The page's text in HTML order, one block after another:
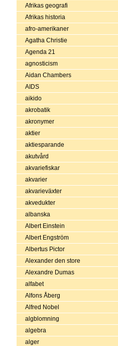
Afrikas geografi
Afrikas historia
afro-amerikaner
Agatha Christie
Agenda 21
agnosticism
Aidan Chambers
AIDS
aikido
akrobatik
akronymer
aktier
aktiesparande
akutvård
akvariefiskar
akvarier
akvarieväxter
akvedukter
albanska
Albert Einstein
Albert Engström
Albertus Pictor
Alexander den store
Alexandre Dumas
alfabet
Alfons Åberg
Alfred Nobel
algblomning
algebra
alger